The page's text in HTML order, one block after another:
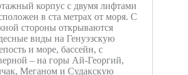
корпус с двумя лифтами
в ста метрах от моря. С
стороны открываются
виды на Генуэзскую
и море, бассейн, с
– на горы Ай-Георгий,
Меганом и Судакскую